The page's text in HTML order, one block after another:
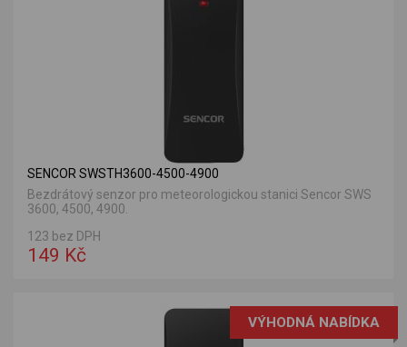
SENCOR SWSTH3600-4500-4900
Bezdrátový senzor pro meteorologickou stanici Sencor SWS
3600, 4500, 4900.
123 bez DPH
149 Kč
VÝHODNÁ NABÍDKA